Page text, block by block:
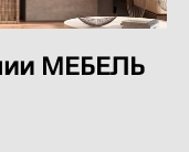
МЕБЕЛЬ